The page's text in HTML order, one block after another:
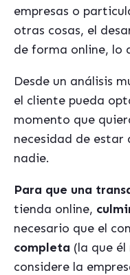
empresas o
otras cosas, el
de forma online, lo
Desde un análisis
el cliente pueda
momento que
necesidad de estar
nadie.
Para que una
tienda online,
necesario que el
completa (la que
considere la